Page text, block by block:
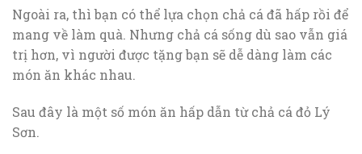
Ngoài ra, thì bạn có thể lựa chọn chả cá đã hấp rồi để
mang về làm quà. Nhưng chả cá sống dù sao vẫn giá
trị hơn, vì người được tặng bạn sẽ dễ dàng làm các
món ăn khác nhau.
Sau đây là một số món ăn hấp dẫn từ chả cá đỏ Lý
Sơn.